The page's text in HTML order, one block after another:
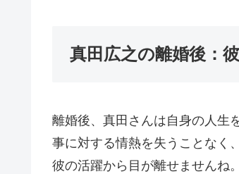
真田広之の離婚後：
離婚後、真田さんは自身の人生
事に対する情熱を失うことなく
彼の活躍から目が離せませんね